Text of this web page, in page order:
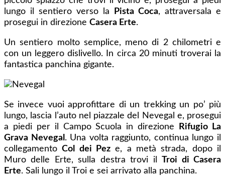
lungo il sentiero verso la
Pista Coca, attraversala e
prosegui in direzione Casera Erte.
Un sentiero molto semplice, meno di 2 chilometri e
con un leggero dislivello. In circa 20 minuti troverai la
fantastica panchina gigante.
Se invece vuoi approfittare di un trekking un po’ più
lungo, lascia l’auto nel piazzale del Nevegal e, prosegui
a piedi per il Campo Scuola in direzione
Rifugio La
Grava Nevegal . Una volta raggiunto, continua lungo il
collegamentoCol dei Pez e, a metà strada, dopo il
Muro delle Erte, sulla destra trovi ilTroi di Casera
Erte. Sali lungo il Troi e sei arrivato alla panchina.